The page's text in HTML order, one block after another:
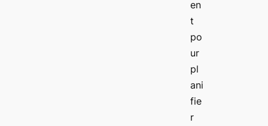
en
t
po
ur
pl
ani
fie
r